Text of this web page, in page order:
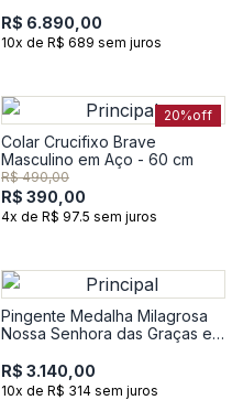
R$ 6.890,00
10x de R$ 689 sem juros
20%off
Colar Crucifixo Brave
Masculino em Aço - 60 cm
R$ 490,00
R$ 390,00
4x de R$ 97.5 sem juros
Pingente Medalha Milagrosa
Nossa Senhora das Graças em
R$ 3.140,00
10x de R$ 314 sem juros